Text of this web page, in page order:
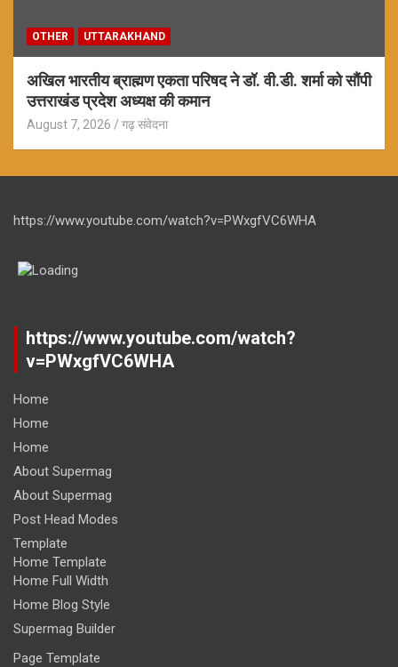
OTHER UTTARAKHAND
अखिल भारतीय ब्राह्मण एकता परिषद ने डॉ. वी.डी. शर्मा को सौंपी
उत्तराखंड प्रदेश अध्यक्ष की कमान
August 7, 2026 गढ़ संवेदना
https://www.youtube.com/watch?v=PWxgfVC6WHA
https://www.youtube.com/watch?
v=PWxgfVC6WHA
Home
Home
Home
About Supermag
About Supermag
Post Head Modes
Template
Home Template
Home Full Width
Home Blog Style
Supermag Builder
Page Template